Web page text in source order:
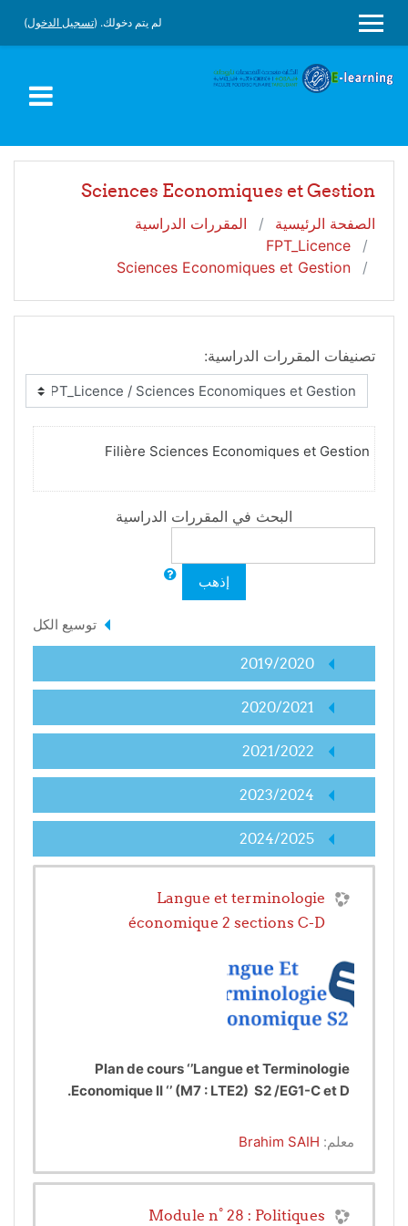
واجهة جانبية
لم يتم دخولك. (تسجيل الدخول)
Sciences Economiques et Gestion
الصفحة الرئيسية
المقررات الدراسية
FPT_Licence
Sciences Economiques et Gestion
تصنيفات المقررات الدراسية:
Filière Sciences Economiques et Gestion
البحث في المقررات الدراسية
إذهب
توسيع الكل
2019/2020
2020/2021
2021/2022
2023/2024
2024/2025
Langue et terminologie
économique 2 sections C-D
Plan de cours ‘’Langue et Terminologie
Economique II ‘’ (M7 : LTE2) S2 /EG1-C et D.
Professeur SAIH Brahim, FPT
Introduction
Chapitre 1 : Méthodologie de travail
1.
La prise de notes
معلم: Brahim SAIH
Module n° 28 : Politiques